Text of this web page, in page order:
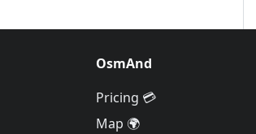
OsmAnd
Pricing 💳
Map 🌍